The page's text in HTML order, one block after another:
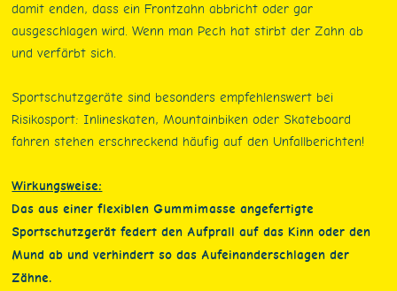
damit enden, dass ein Frontzahn abbricht oder gar
ausgeschlagen wird. Wenn man Pech hat stirbt der Zahn ab
und verfärbt sich.
Sportschutzgeräte sind besonders empfehlenswert bei
Risikosport: Inlineskaten, Mountainbiken oder Skateboard
fahren stehen erschreckend häufig auf den Unfallberichten!
Wirkungsweise:
Das aus einer flexiblen Gummimasse angefertigte
Sportschutzgerät federt den Aufprall auf das Kinn oder den
Mund ab und verhindert so das Aufeinanderschlagen der
Zähne.